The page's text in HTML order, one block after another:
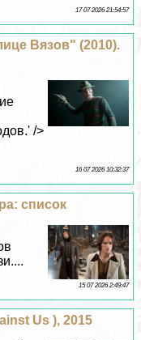
17 07 2026 21:54:57
Вязов" (2010).
/>
16 07 2026 10:32:37
список
15 07 2026 2:49:47
Us ), 2015